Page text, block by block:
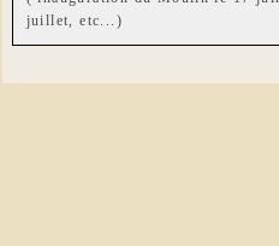
juillet, etc...)